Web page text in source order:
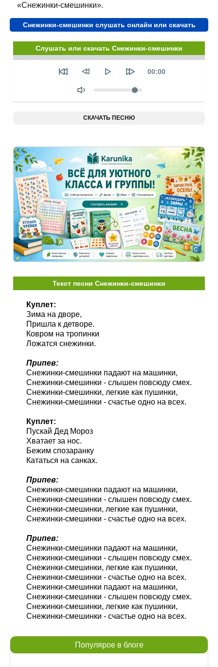
«Снежинки-смешинки».
Снежинки-смешинки слушать онлайн или скачать
Слушать или скачать Снежинки-смешинки
Seek
Текущее
00:00
Объем
СКАЧАТЬ ПЕСНЮ
Текст песни Снежинки-смешинки
Куплет:
Зима на дворе,
Пришла к детворе.
Ковром на тропинки
Ложатся снежинки.
Припев:
Снежинки-смешинки падают на машинки,
Снежинки-смешинки - слышен повсюду смех.
Снежинки-смешинки, легкие как пушинки,
Снежинки-смешинки - счастье одно на всех.
Куплет:
Пускай Дед Мороз
Хватает за нос.
Бежим спозаранку
Кататься на санках.
Припев:
Снежинки-смешинки падают на машинки,
Снежинки-смешинки - слышен повсюду смех.
Снежинки-смешинки, легкие как пушинки,
Снежинки-смешинки - счастье одно на всех.
Припев:
Снежинки-смешинки падают на машинки,
Снежинки-смешинки - слышен повсюду смех.
Снежинки-смешинки, легкие как пушинки,
Снежинки-смешинки - счастье одно на всех.
Снежинки-смешинки падают на машинки,
Снежинки-смешинки - слышен повсюду смех.
Снежинки-смешинки, легкие как пушинки,
Снежинки-смешинки - счастье одно на всех.
Популярое в блоге